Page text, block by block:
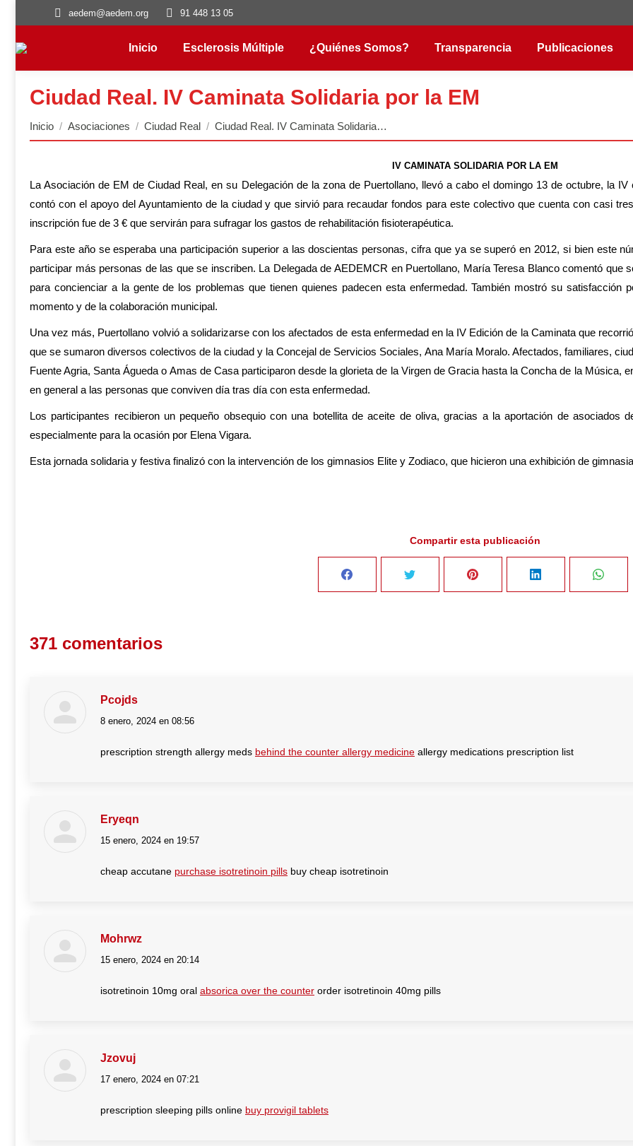
aedem@aedem.org 91 448 13 05
Inicio Esclerosis Múltiple ¿Quiénes Somos? Transparencia Publicaciones
Ciudad Real. IV Caminata Solidaria por la EM
Estás aquí:
Inicio Asociaciones Ciudad Real Ciudad Real. IV Caminata Solidaria…
IV CAMINATA SOLIDARIA POR LA EM
La Asociación de EM de Ciudad Real, en su Delegación de la zona de Puertollano, llevó a cabo el domingo 13 de octubre, la
contó con el apoyo del Ayuntamiento de la ciudad y que sirvió para recaudar fondos para este colectivo que cuenta con casi
inscripción fue de 3 € que servirán para sufragar los gastos de rehabilitación fisioterapéutica.
Para este año se esperaba una participación superior a las doscientas personas, cifra que ya se superó en 2012, si bien este
participar más personas de las que se inscriben. La Delegada de AEDEMCR en Puertollano, María Teresa Blanco comentó
para concienciar a la gente de los problemas que tienen quienes padecen esta enfermedad. También mostró su
momento y de la colaboración municipal.
Una vez más, Puertollano volvió a solidarizarse con los afectados de esta enfermedad en la IV Edición de la Caminata que
que se sumaron diversos colectivos de la ciudad y la Concejal de Servicios Sociales, Ana María Moralo. Afectados, familiares,
Fuente Agria, Santa Águeda o Amas de Casa participaron desde la glorieta de la Virgen de Gracia hasta la Concha de la Música,
en general a las personas que conviven día tras día con esta enfermedad.
Los participantes recibieron un pequeño obsequio con una botellita de aceite de oliva, gracias a la aportación de asociados
especialmente para la ocasión por Elena Vigara.
Esta jornada solidaria y festiva finalizó con la intervención de los gimnasios Elite y Zodiaco, que hicieron una exhibición de
Compartir esta publicación
371 comentarios
Pcojds
dice:
8 enero, 2024 en 08:56
prescription strength allergy meds behind the counter allergy medicine allergy medications prescription list
Eryeqn
dice:
15 enero, 2024 en 19:57
cheap accutane purchase isotretinoin pills buy cheap isotretinoin
Mohrwz
dice:
15 enero, 2024 en 20:14
isotretinoin 10mg oral absorica over the counter order isotretinoin 40mg pills
Jzovuj
dice:
17 enero, 2024 en 07:21
prescription sleeping pills online buy provigil tablets